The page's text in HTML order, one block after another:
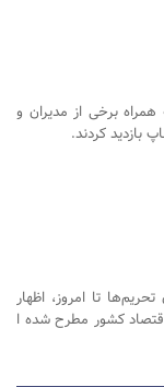
همراه برخی از مدیران و
بازدید کردند.
تا امروز، اظهار
کشور مطرح شده ا